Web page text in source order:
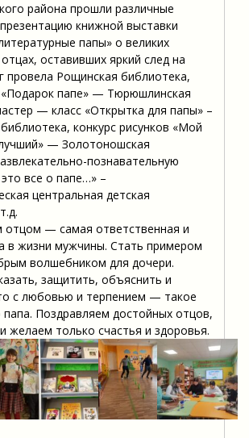
района прошли различные
книжной выставки
папы» о великих
оставивших яркий след на
провела Рощинская библиотека,
«Подарок папе» — Тюрюшлинская
— класс «Открытка для папы» –
конкурс рисунков «Мой
— Золотоношская
познавательную
все о папе…» –
центральная детская
— самая ответственная и
в жизни мужчины. Стать примером
волшебником для дочери.
защитить, объяснить и
с любовью и терпением — такое
Поздравляем достойных отцов,
желаем только счастья и здоровья.